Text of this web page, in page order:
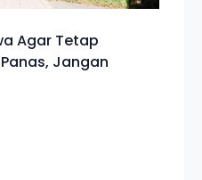
Agar Tetap
Jangan